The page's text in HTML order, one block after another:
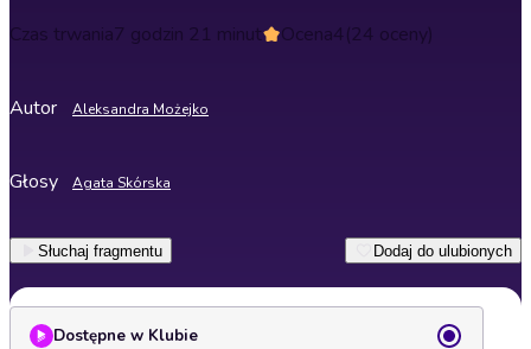
Czas trwania7 godzin 21 minut Ocena4(24 oceny)
Autor Aleksandra Możejko
Głosy Agata Skórska
Słuchaj fragmentu Dodaj do ulubionych
Dostępne w Klubie